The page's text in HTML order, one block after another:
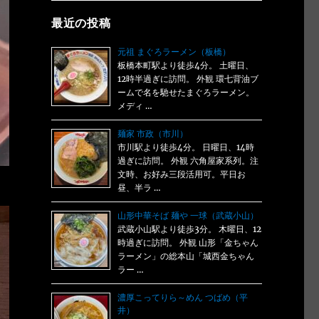
最近の投稿
元祖 まぐろラーメン（板橋）
板橋本町駅より徒歩4分。 土曜日、
12時半過ぎに訪問。 外観 環七背油ブ
ームで名を馳せたまぐろラーメン。
メディ …
麺家 市政（市川）
市川駅より徒歩4分。 日曜日、14時
過ぎに訪問。 外観 六角屋家系列。注
文時、お好み三段活用可。平日お
昼、半ラ …
山形中華そば 麺や 一球（武蔵小山）
武蔵小山駅より徒歩3分。 木曜日、12
時過ぎに訪問。 外観 山形「金ちゃん
ラーメン」の総本山「城西金ちゃん
ラー …
濃厚こってりら～めん つばめ（平
井）